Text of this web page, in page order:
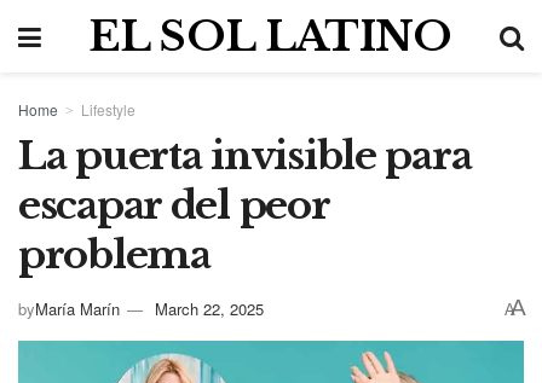
EL SOL LATINO
Home Lifestyle
La puerta invisible para
escapar del peor
problema
byMaría Marín March 22, 2025 AA